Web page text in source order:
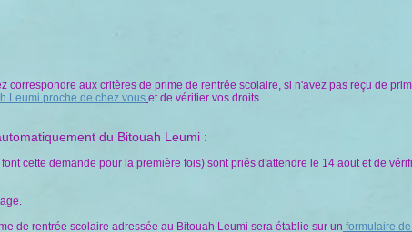
correspondre aux critères de prime de rentrée scolaire, si n'avez pas reçu de
Leumi proche de chez vous et de vérifier vos droits.
du Bitouah Leumi :
cette demande pour la première fois) sont priés d'attendre le 14 aout et de
de rentrée scolaire adressée au Bitouah Leumi sera établie sur un formulaire